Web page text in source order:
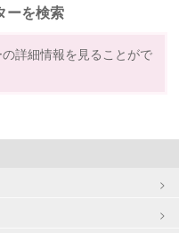
ーを検索
詳細情報を見ることがで